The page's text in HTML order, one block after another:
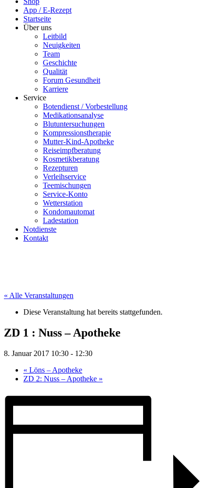
App / E-Rezept
Startseite
Über uns
Leitbild
Neuigkeiten
Team
Geschichte
Qualität
Forum Gesundheit
Karriere
Service
Botendienst / Vorbestellung
Medikationsanalyse
Blutuntersuchungen
Kompressionstherapie
Mutter-Kind-Apotheke
Reiseimpfberatung
Kosmetikberatung
Rezepturen
Verleihservice
Teemischungen
Service-Konto
Wetterstation
Kondomautomat
Ladestation
Notdienste
Kontakt
« Alle Veranstaltungen
Diese Veranstaltung hat bereits stattgefunden.
ZD 1 : Nuss – Apotheke
8. Januar 2017 10:30 - 12:30
« Löns – Apotheke
ZD 2: Nuss – Apotheke »